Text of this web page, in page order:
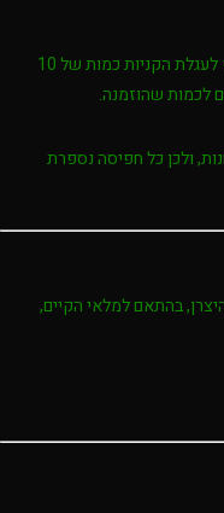
10
לכמות שהוזמנה.
ולכן כל חפיסה נספרת
בהתאם למלאי הקיים,